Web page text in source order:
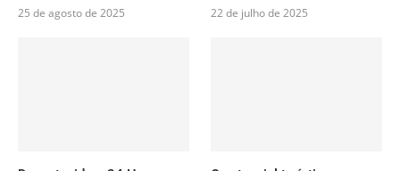
25 de agosto de 2025 22 de julho de 2025